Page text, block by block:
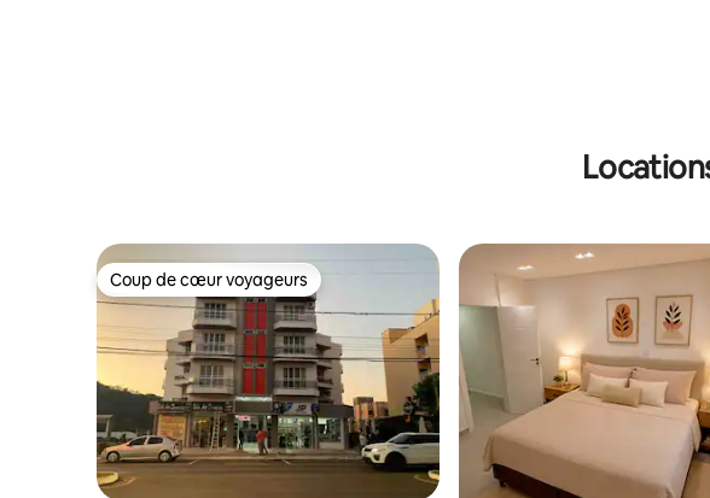
Coup de cœur voyageurs
Coup de cœur voyageurs